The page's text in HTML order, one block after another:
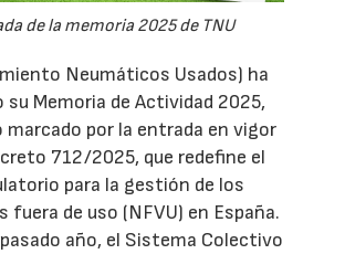
de la memoria 2025 de TNU
Neumáticos Usados) ha
su Memoria de Actividad 2025,
marcado por la entrada en vigor
712/2025, que redefine el
para la gestión de los
fuera de uso (NFVU) en España.
año, el Sistema Colectivo